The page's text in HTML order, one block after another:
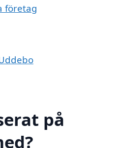
företag
på